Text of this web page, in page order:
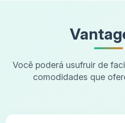
Você poderá usufruir de
comodidades que